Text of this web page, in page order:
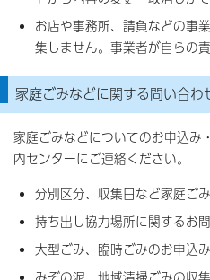
お店や事務所、請負などの事
集しません。事業者が自らの
家庭ごみなどに関する問い合わ
家庭ごみなどについてのお申込み
内センターにご連絡ください。
分別区分、収集日など家庭ご
持ち出し協力場所に関するお
大型ごみ、臨時ごみのお申込み